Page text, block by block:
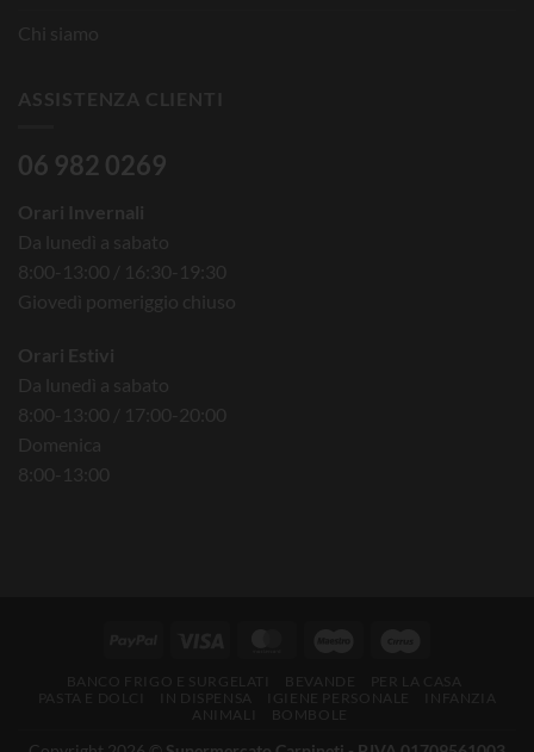
Chi siamo
ASSISTENZA CLIENTI
06 982 0269
Orari Invernali
Da lunedì a sabato
8:00-13:00 / 16:30-19:30
Giovedì pomeriggio chiuso
Orari Estivi
Da lunedì a sabato
8:00-13:00 / 17:00-20:00
Domenica
8:00-13:00